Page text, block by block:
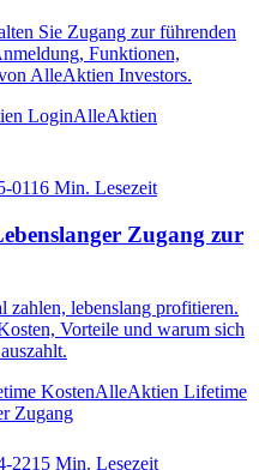
Sie Zugang zur führenden
Funktionen,
AlleAktien Investors.
LoginAlleAktien
0116 Min. Lesezeit
Zugang zur
lebenslang profitieren.
Vorteile und warum sich
KostenAlleAktien Lifetime
Zugang
2215 Min. Lesezeit